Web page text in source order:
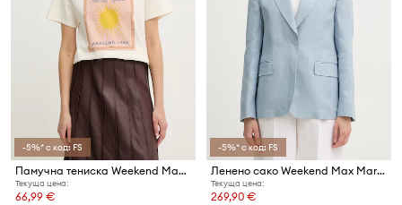
-5%* с код: FS
Памучна тениска Weekend Max Mara PANTERA
Текуща цена:
66,99 €
-5%* с код: FS
Ленено сако Weekend Max Mara NALUT
Текуща цена:
269,90 €